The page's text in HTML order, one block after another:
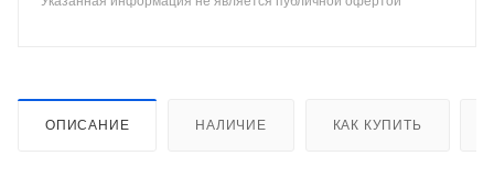
ОПИСАНИЕ НАЛИЧИЕ КАК КУПИТЬ